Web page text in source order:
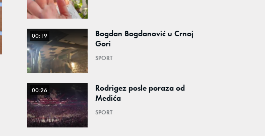
00:19
Bogdan Bogdanović u Crnoj
Gori
SPORT
00:26
Rodrigez posle poraza od
Medića
SPORT